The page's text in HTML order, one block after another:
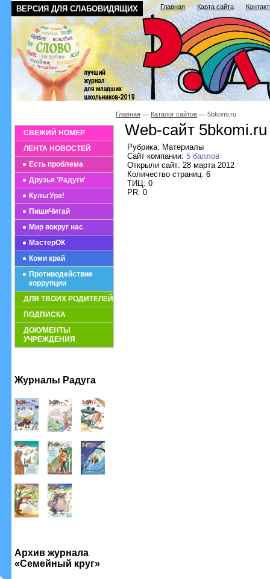
ВЕРСИЯ ДЛЯ СЛАБОВИДЯЩИХ Главная Карта сайта
СВЕЖИЙ НОМЕР
ЛЕНТА НОВОСТЕЙ
Есть проблема
Друзья 'Радуги'
КультУра!
ПишиЧитай
Мир вокруг нас
МастерОК
Коми край
Противодействие
коррупции
ДЛЯ ТВОИХ РОДИТЕЛЕЙ
ПОДПИСКА
ДОКУМЕНТЫ
УЧРЕЖДЕНИЯ
Журналы Радуга
Архив журнала
«Семейный круг»
Главная Каталог сайтов 5bkomi.ru
Web-сайт 5bkomi.ru
Рубрика: Материалы
Сайт компании: 5 баллов
Открыли сайт: 28 марта 2012
Количество страниц: 6
ТИЦ: 0
PR: 0